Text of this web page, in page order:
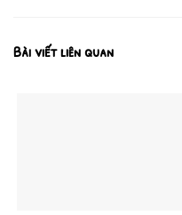
Bài viết liên quan